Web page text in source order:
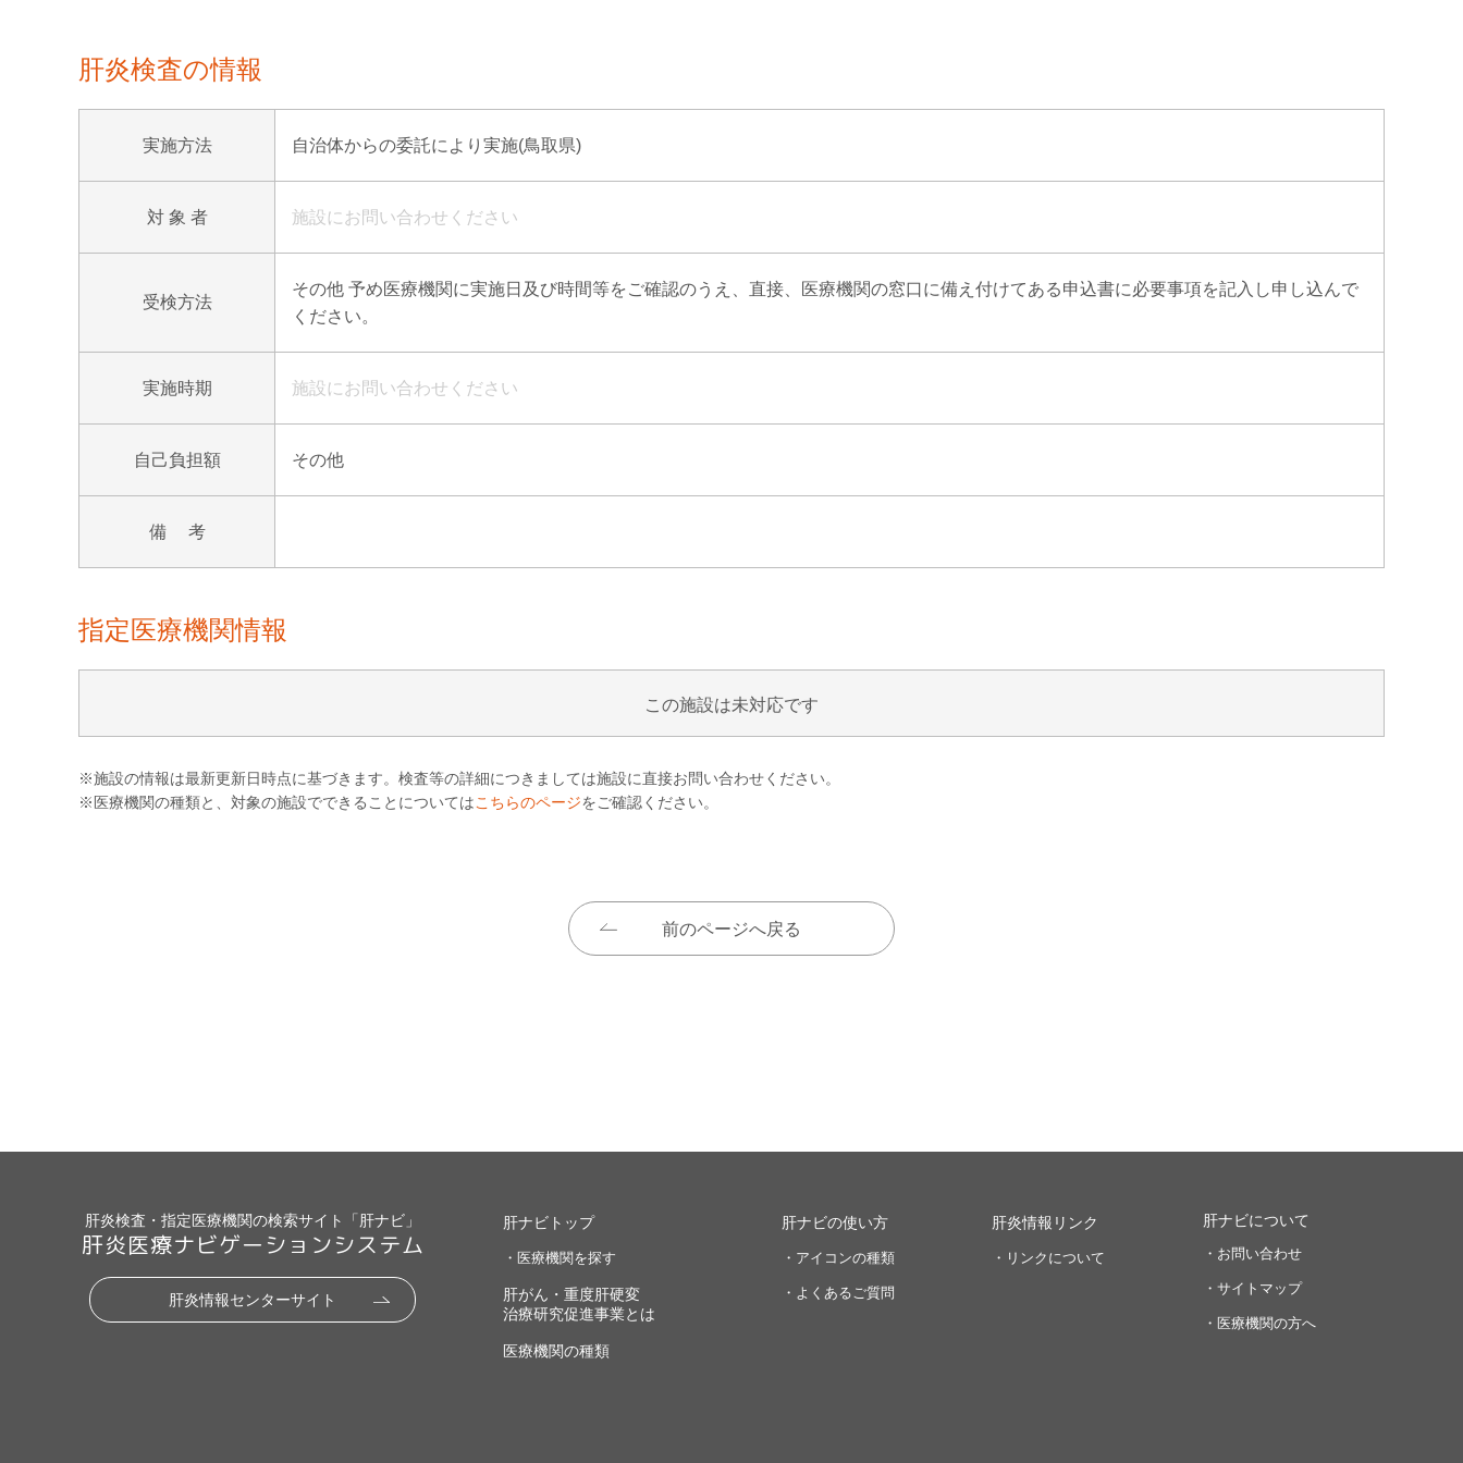
肝炎検査の情報
実施方法 自治体からの委託により実施(鳥取県)
対 象 者 施設にお問い合わせください
受検方法
その他 予め医療機関に実施日及び時間等をご確認のうえ、直接、医療機関の窓口に備え付けてある申込書に必要事項を記入し申し込んで
ください。
実施時期 施設にお問い合わせください
自己負担額 その他
備 考
指定医療機関情報
この施設は未対応です
※施設の情報は最新更新日時点に基づきます。検査等の詳細につきましては施設に直接お問い合わせください。
※医療機関の種類と、対象の施設でできることについてはこちらのページをご確認ください。
前のページへ戻る
肝炎検査・指定医療機関の検索サイト「肝ナビ」
肝炎医療ナビゲーションシステム
肝炎情報センターサイト
肝ナビトップ
・医療機関を探す
肝がん・重度肝硬変
治療研究促進事業とは
医療機関の種類
肝ナビの使い方
・アイコンの種類
・よくあるご質問
肝炎情報リンク
・リンクについて
肝ナビについて
・お問い合わせ
・サイトマップ
・医療機関の方へ